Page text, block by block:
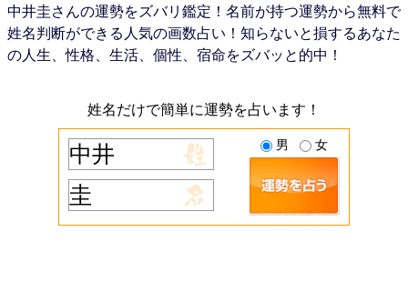
中井圭さんの運勢をズバリ鑑定！名前が持つ運勢から無料で
姓名判断ができる人気の画数占い！知らないと損するあなた
の人生、性格、生活、個性、宿命をズバッと的中！
姓名だけで簡単に運勢を占います！
男 女